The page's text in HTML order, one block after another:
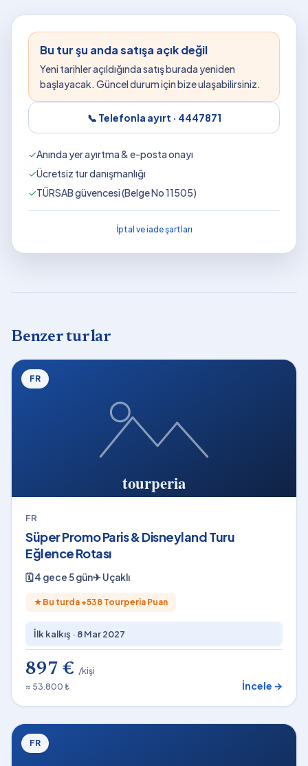
Bu tur şu anda satışa açık değil
Yeni tarihler açıldığında satış burada yeniden
başlayacak. Güncel durum için bize ulaşabilirsiniz.
📞 Telefonla ayırt · 4447871
✓Anında yer ayırtma & e-posta onayı
✓Ücretsiz tur danışmanlığı
✓TÜRSAB güvencesi (Belge No 11505)
İptal ve iade şartları
Benzer turlar
FR
FR
Süper Promo Paris & Disneyland Turu
Eğlence Rotası
🗓4 gece 5 gün✈Uçaklı
★ Bu turda +538 Tourperia Puan
İlk kalkış · 8 Mar 2027
897 € /kişi
≈ 53.800 ₺
İncele →
FR